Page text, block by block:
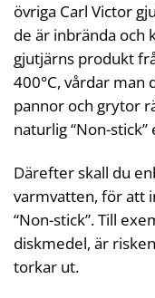
övriga Carl Victor
de är inbrända och
gjutjärns produkt
400°C, vårdar man
pannor och grytor
naturlig “Non-stick”
Därefter skall du
varmvatten, för att
“Non-stick”. Till
diskmedel, är
torkar ut.